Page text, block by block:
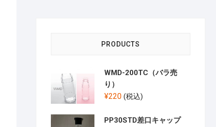
PRODUCTS
WMD-200TC（バラ売
り）
¥220 (税込)
PP30STD差口キャップ